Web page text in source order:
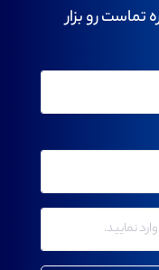
تماست رو بزار